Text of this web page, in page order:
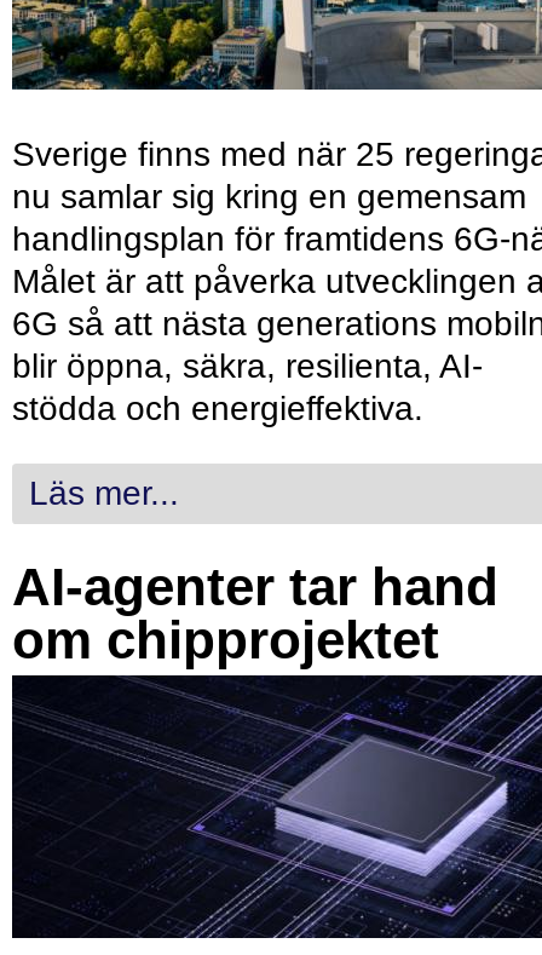
Sverige finns med när 25
nu samlar sig kring en gemensam
handlingsplan för framtidens 6G-
Målet är att påverka utvecklingen
6G så att nästa generations
blir öppna, säkra, resilienta, AI-
stödda och energieffektiva.
Läs mer...
AI-agenter tar hand
om chipprojektet